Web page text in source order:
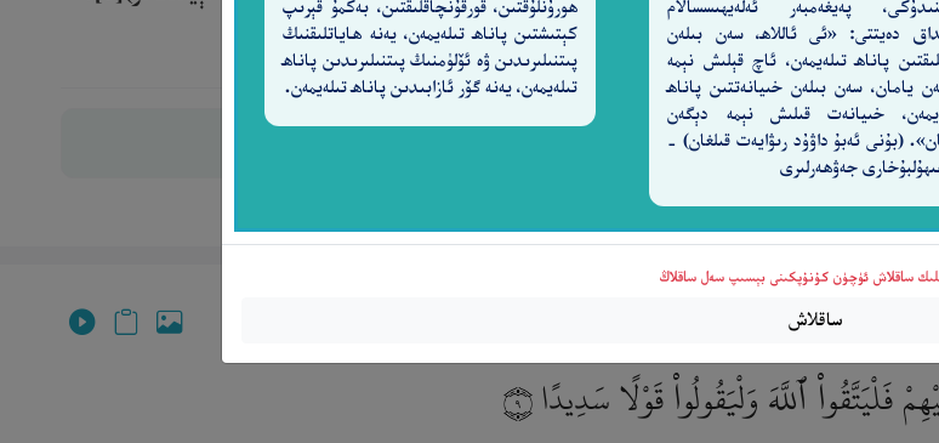
پەيغەمبەر ئەلەيھىسسالام
دەيتتى: «ئى ئاللاھ، سەن بىلەن
پاناھ تىلەيمەن، ئاچ قېلىش نېمە
يامان، سەن بىلەن خىيانەتتىن پاناھ
خىيانەت قىلىش نېمە دېگەن
(بۇنى ئەبۇ داۋۇد رىۋايەت قىلغان) -
جەۋھەرلىرى
ھورۇنلۇقتىن، قورقۇنچاقلىقتىن، بەكمۇ قېرىپ
كېتىشتىن پاناھ تىلەيمەن، يەنە ھاياتلىقنىڭ
پىتنىلىرىدىن ۋە ئۆلۈمنىڭ پىتنىلىرىدىن پاناھ
تىلەيمەن، يەنە گۆر ئازابىدىن پاناھ تىلەيمەن.
ساقلاش ئۈچۈن كۇنۇپكىنى بېسىپ سەل ساقلاڭ
ساقلاش
ٱللَّهَ وَلْيَقُولُوا۟ قَوْلًا سَدِيدًا ٩